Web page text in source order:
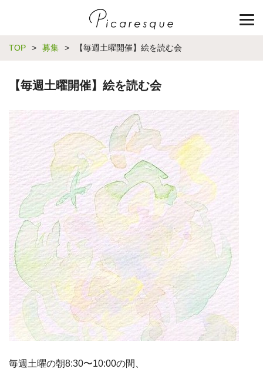
TOP > 募集 > 【毎週土曜開催】絵を読む会
【毎週土曜開催】絵を読む会
毎週土曜の朝8:30〜10:00の間、